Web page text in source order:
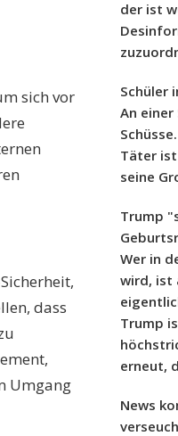
sich vor
dass
Umgang
der ist
Schüler
An
Täter ist
seine
Trump
Wer in
wird, ist
Trump
erneut,
News